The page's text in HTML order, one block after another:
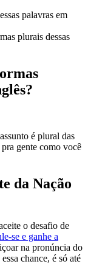
plurais dessas
é plural das
gente como você
da Nação
o desafio de
se e ganhe a
na pronúncia do
chance, é só até